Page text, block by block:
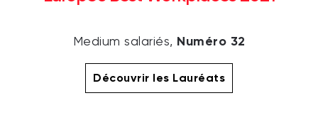
Medium salariés, Numéro 32
Découvrir les Lauréats